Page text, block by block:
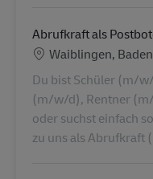
Abrufkraft als
Location
Waiblingen,
Du bist Schüler (m/
(m/w/d), Rentner
oder suchst einfach
zu uns als Abrufkraft